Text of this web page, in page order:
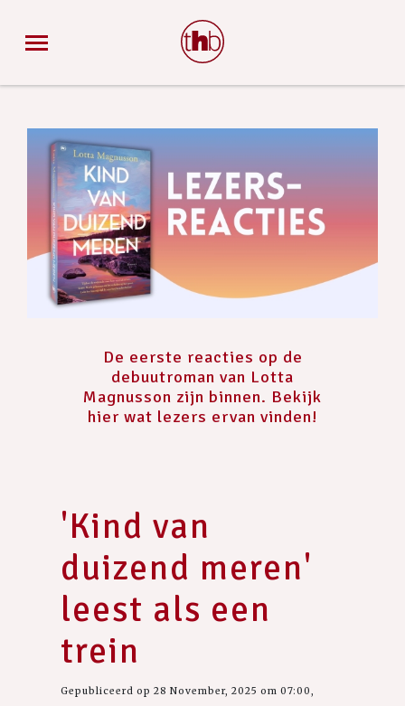
De eerste reacties op de
debuutroman van Lotta
Magnusson zijn binnen. Bekijk
hier wat lezers ervan vinden!
'Kind van
duizend meren'
leest als een
trein
Gepubliceerd op 28 November, 2025 om 07:00,